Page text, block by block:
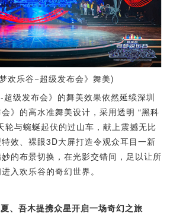
欢乐谷−超级发布会》舞美)
级发布会》的舞美效果依然延续深圳
》的高水准舞美设计，采用透明 “黑科
轮与蜿蜒起伏的过山车，献上震撼无比
效、裸眼3D大屏打造令观众耳目一新
的布景切换，在光影交错间，足以让所
入欢乐谷的奇幻世界。
、吾木提携众星开启一场奇幻之旅